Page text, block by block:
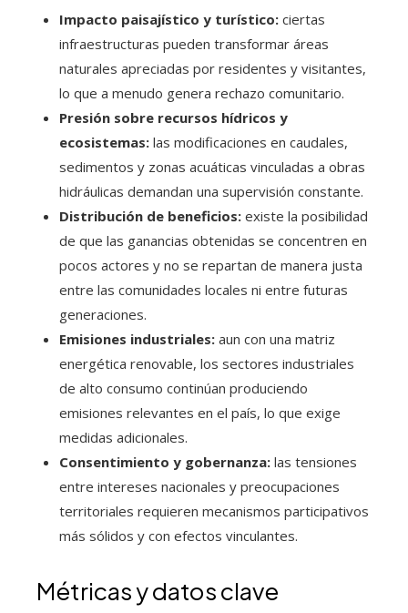
Impacto paisajístico y turístico: ciertas
infraestructuras pueden transformar áreas
naturales apreciadas por residentes y visitantes,
lo que a menudo genera rechazo comunitario.
Presión sobre recursos hídricos y
ecosistemas: las modificaciones en caudales,
sedimentos y zonas acuáticas vinculadas a obras
hidráulicas demandan una supervisión constante.
Distribución de beneficios: existe la posibilidad
de que las ganancias obtenidas se concentren en
pocos actores y no se repartan de manera justa
entre las comunidades locales ni entre futuras
generaciones.
Emisiones industriales: aun con una matriz
energética renovable, los sectores industriales
de alto consumo continúan produciendo
emisiones relevantes en el país, lo que exige
medidas adicionales.
Consentimiento y gobernanza: las tensiones
entre intereses nacionales y preocupaciones
territoriales requieren mecanismos participativos
más sólidos y con efectos vinculantes.
Métricas y datos clave